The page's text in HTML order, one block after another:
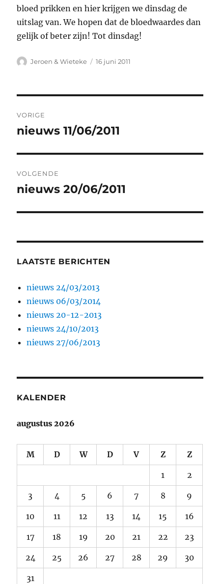
bloed prikken en hier krijgen we dinsdag de
uitslag van. We hopen dat de bloedwaardes dan
gelijk of beter zijn! Tot dinsdag!
Auteur
Jeroen & Wieteke
Geplaatst
16 juni 2011
navigatie
VORIGE
Vorig
nieuws 11/06/2011
VOLGENDE
Volgend
nieuws 20/06/2011
LAATSTE BERICHTEN
nieuws 24/03/2013
nieuws 06/03/2014
nieuws 20-12-2013
nieuws 24/10/2013
nieuws 27/06/2013
KALENDER
augustus 2026
M D W D V Z Z
1 2
3 4 5 6 7 8 9
10 11 12 13 14 15 16
17 18 19 20 21 22 23
24 25 26 27 28 29 30
31